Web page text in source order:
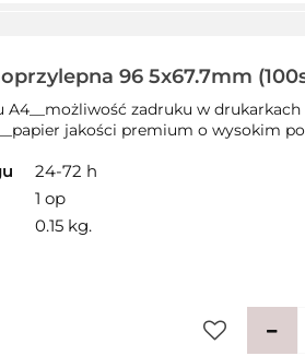
96 5x67.7mm
EA-965x677
A4__możliwość zadruku w
jakości premium o wysokim
24-72 h
1 op
0.15 kg.